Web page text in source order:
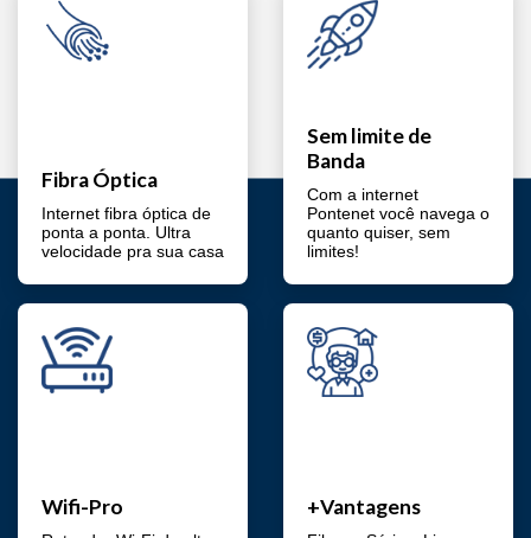
Fibra Óptica
Internet fibra óptica de
ponta a ponta. Ultra
velocidade pra sua casa
Sem limite de
Banda
Com a internet
Pontenet você navega o
quanto quiser, sem
limites!
Wifi-Pro +Vantagens